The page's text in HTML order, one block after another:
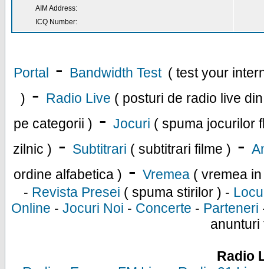
AIM Address:
ICQ Number:
Portal - Bandwidth Test ( test your
) - Radio Live ( posturi de radio live
pe categorii ) - Jocuri ( spuma jocurilor
zilnic ) - Subtitrari ( subtitrari filme ) -
ordine alfabetica ) - Vremea ( vremea
- Revista Presei ( spuma stirilor ) -
Online - Jocuri Noi - Concerte - Parteneri
anunturi
Radio